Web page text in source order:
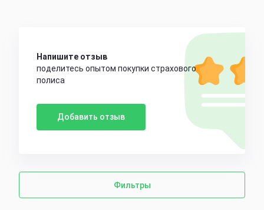
Напишите отзыв
поделитесь опытом покупки страхового
полиса
Добавить отзыв
Фильтры